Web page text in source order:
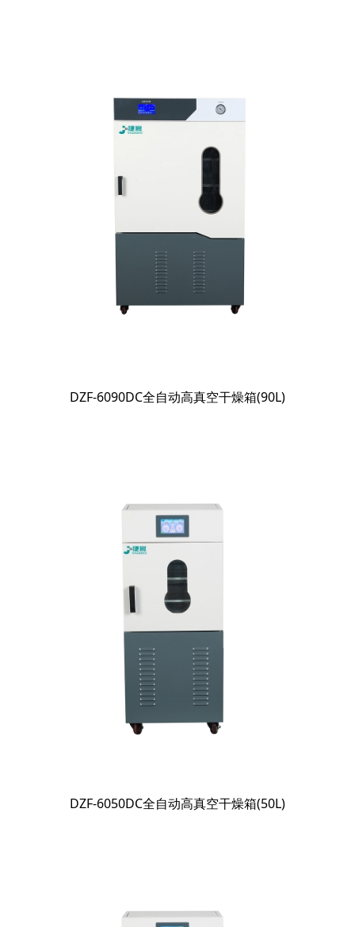
DZF-6090DC全自动高真空干燥箱(90L)
DZF-6050DC全自动高真空干燥箱(50L)